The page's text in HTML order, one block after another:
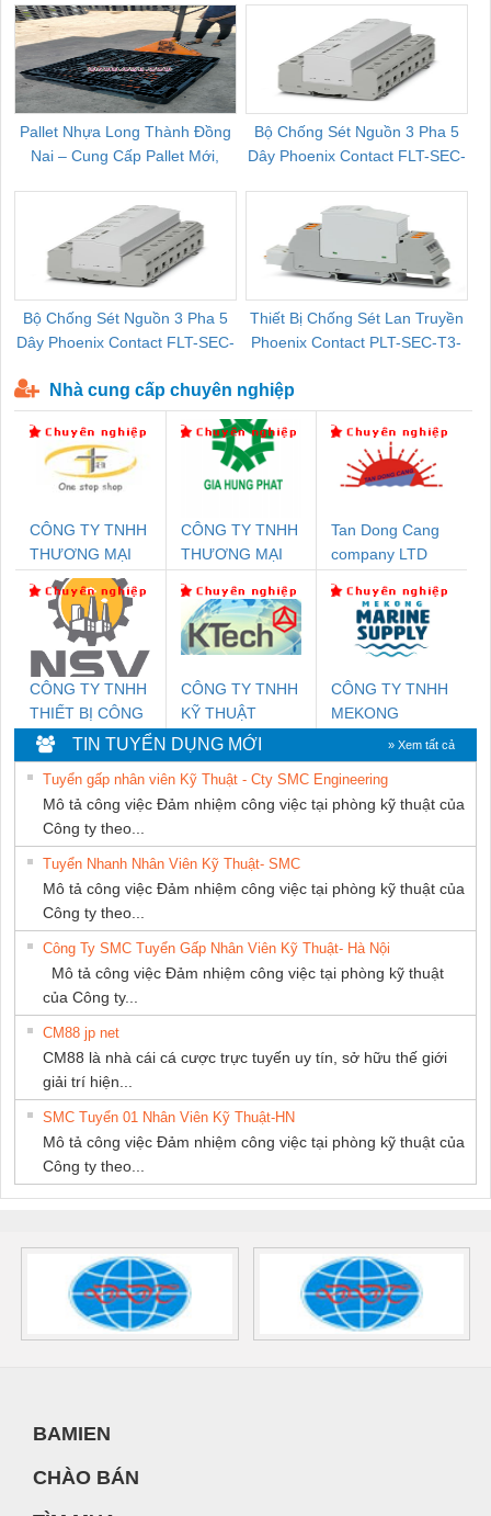
Pallet Nhựa Long Thành Đồng
Nai – Cung Cấp Pallet Mới,
Bộ Chống Sét Nguồn 3 Pha 5
Dây Phoenix Contact FLT-SEC-
Bộ Chống Sét Nguồn 3 Pha 5
Dây Phoenix Contact FLT-SEC-
Thiết Bị Chống Sét Lan Truyền
Phoenix Contact PLT-SEC-T3-
Nhà cung cấp chuyên nghiệp
CÔNG TY TNHH
THƯƠNG MẠI
THIÊN ÂN VIỆT
NAM
CÔNG TY TNHH
THƯƠNG MẠI
THUẬT ĐIỆN CƠ
GIA HƯNG
PHÁT
Tan Dong Cang
company LTD
CÔNG TY TNHH
THIẾT BỊ CÔNG
NGHIỆP NIHON
SETSUBI VIỆT
NAM
CÔNG TY TNHH
KỸ THUẬT
KTECH VIỆT
NAM
CÔNG TY TNHH
MEKONG
SUPPLY
TIN TUYỂN DỤNG MỚI » Xem tất cả
Tuyển gấp nhân viên Kỹ Thuật - Cty SMC Engineering
Mô tả công việc Đảm nhiệm công việc tại phòng kỹ thuật của
Công ty theo...
Tuyển Nhanh Nhân Viên Kỹ Thuật- SMC
Mô tả công việc Đảm nhiệm công việc tại phòng kỹ thuật của
Công ty theo...
Công Ty SMC Tuyển Gấp Nhân Viên Kỹ Thuật- Hà Nội
Mô tả công việc Đảm nhiệm công việc tại phòng kỹ thuật
của Công ty...
CM88 jp net
CM88 là nhà cái cá cược trực tuyến uy tín, sở hữu thế giới
giải trí hiện...
SMC Tuyển 01 Nhân Viên Kỹ Thuật-HN
Mô tả công việc Đảm nhiệm công việc tại phòng kỹ thuật của
Công ty theo...
BAMIEN
CHÀO BÁN